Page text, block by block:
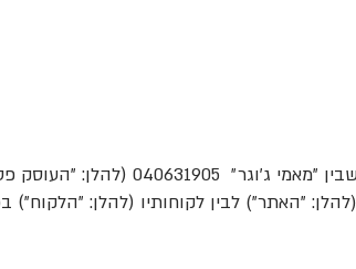
תקנון זה מסדיר את היחסים המשפטיים והמסחריים שבין
(להלן: "האתר") לבין לקוחותיו (להלן: "הלקוח")